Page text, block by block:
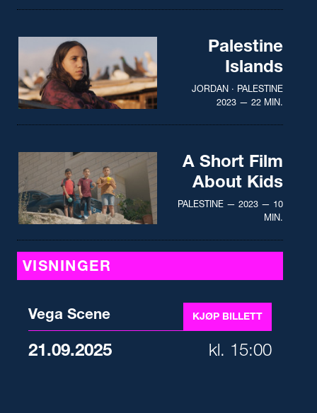
Palestine
Islands
JORDAN · PALESTINE
2023 — 22 MIN.
A Short Film
About Kids
PALESTINE — 2023 — 10
MIN.
VISNINGER
Vega Scene KJØP BILLETT
21.09.2025 kl. 15:00